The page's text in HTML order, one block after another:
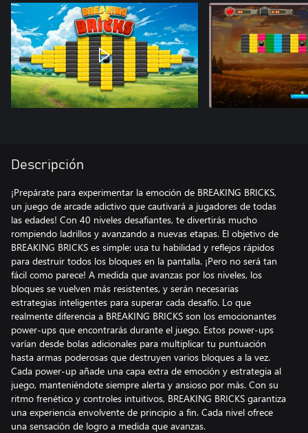
Descripción
¡Prepárate para experimentar la emoción de BREAKING BRICKS,
un juego de arcade adictivo que cautivará a jugadores de todas
las edades! Con 40 niveles desafiantes, te divertirás mucho
rompiendo ladrillos y avanzando a nuevas etapas. El objetivo de
BREAKING BRICKS es simple: usa tu habilidad y reflejos rápidos
para destruir todos los bloques en la pantalla. ¡Pero no será tan
fácil como parece! A medida que avanzas por los niveles, los
bloques se vuelven más resistentes, y serán necesarias
estrategias inteligentes para superar cada desafío. Lo que
realmente diferencia a BREAKING BRICKS son los emocionantes
power-ups que encontrarás durante el juego. Estos power-ups
varían desde bolas adicionales para multiplicar tu puntuación
hasta armas poderosas que destruyen varios bloques a la vez.
Cada power-up añade una capa extra de emoción y estrategia al
juego, manteniéndote siempre alerta y ansioso por más. Con su
ritmo frenético y controles intuitivos, BREAKING BRICKS garantiza
una experiencia envolvente de principio a fin. Cada nivel ofrece
una sensación de logro a medida que avanzas.